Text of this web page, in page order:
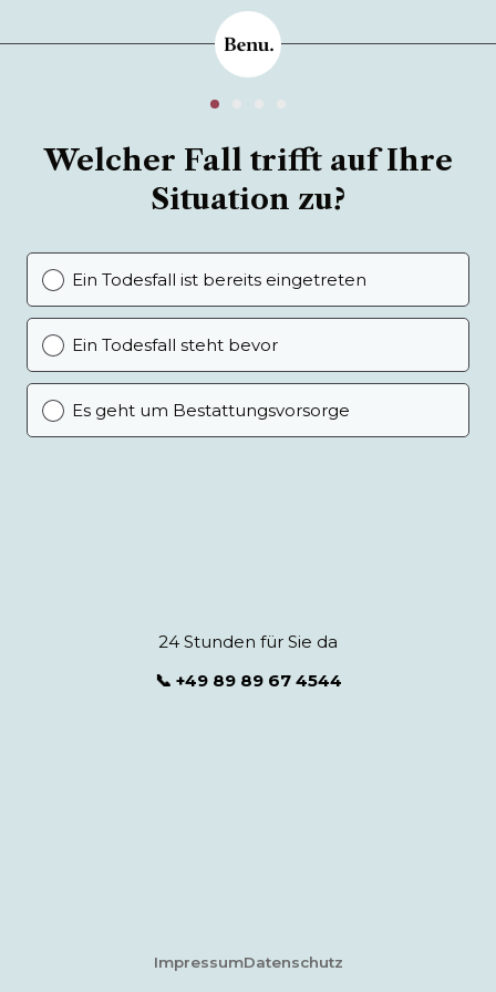
Welcher Fall trifft auf Ihre
Situation zu?
Ein Todesfall ist bereits eingetreten
Ein Todesfall steht bevor
Es geht um Bestattungsvorsorge
24 Stunden für Sie da
📞 +49 89 89 67 4544
ImpressumDatenschutz